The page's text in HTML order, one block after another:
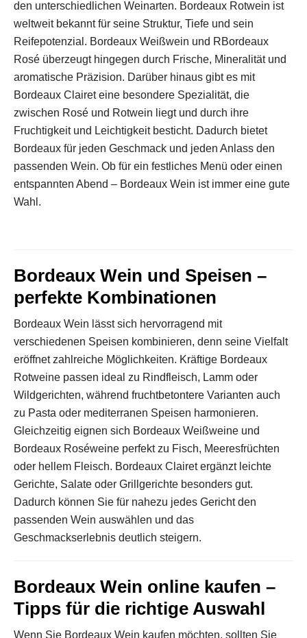
den unterschiedlichen Weinarten. Bordeaux Rotwein ist
weltweit bekannt für seine Struktur, Tiefe und sein
Reifepotenzial. Bordeaux Weißwein und RBordeaux
Rosé überzeugt hingegen durch Frische, Mineralität und
aromatische Präzision. Darüber hinaus gibt es mit
Bordeaux Clairet eine besondere Spezialität, die
zwischen Rosé und Rotwein liegt und durch ihre
Fruchtigkeit und Leichtigkeit besticht. Dadurch bietet
Bordeaux für jeden Geschmack und jeden Anlass den
passenden Wein. Ob für ein festliches Menü oder einen
entspannten Abend – Bordeaux Wein ist immer eine gute
Wahl.
Bordeaux Wein und Speisen –
perfekte Kombinationen
Bordeaux Wein lässt sich hervorragend mit
verschiedenen Speisen kombinieren, denn seine Vielfalt
eröffnet zahlreiche Möglichkeiten. Kräftige Bordeaux
Rotweine passen ideal zu Rindfleisch, Lamm oder
Wildgerichten, während fruchtbetontere Varianten auch
zu Pasta oder mediterranen Speisen harmonieren.
Gleichzeitig eignen sich Bordeaux Weißweine und
Bordeaux Roséweine perfekt zu Fisch, Meeresfrüchten
oder hellem Fleisch. Bordeaux Clairet ergänzt leichte
Gerichte, Salate oder Grillgerichte besonders gut.
Dadurch können Sie für nahezu jedes Gericht den
passenden Wein auswählen und das
Geschmackserlebnis deutlich steigern.
Bordeaux Wein online kaufen –
Tipps für die richtige Auswahl
Wenn Sie Bordeaux Wein kaufen möchten, sollten Sie